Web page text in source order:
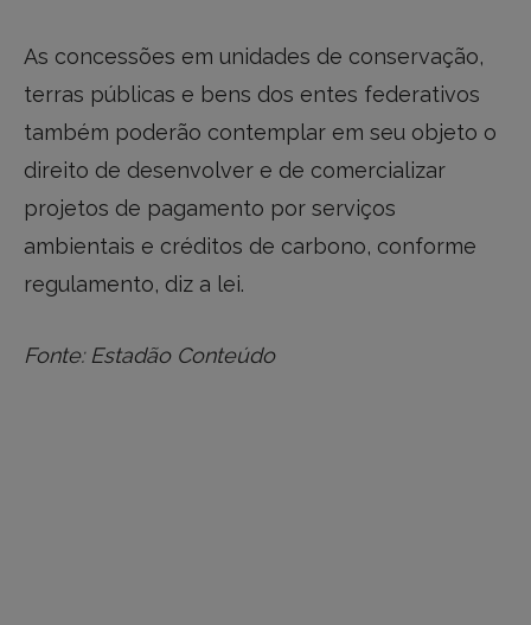
As concessões em unidades de conservação,
terras públicas e bens dos entes federativos
também poderão contemplar em seu objeto o
direito de desenvolver e de comercializar
projetos de pagamento por serviços
ambientais e créditos de carbono, conforme
regulamento, diz a lei.
Fonte: Estadão Conteúdo